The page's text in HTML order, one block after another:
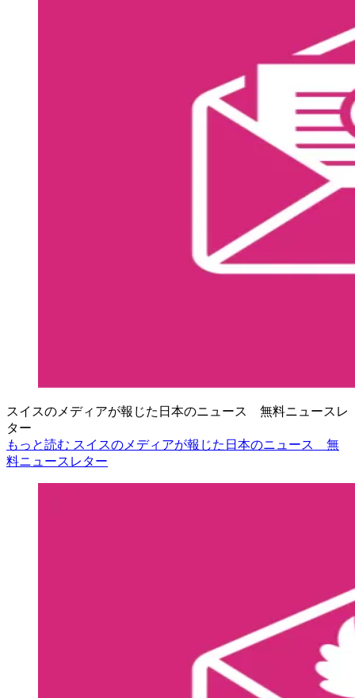
スイスのメディアが報じた日本のニュース 無料ニュースレ
ター
もっと読む スイスのメディアが報じた日本のニュース 無
料ニュースレター